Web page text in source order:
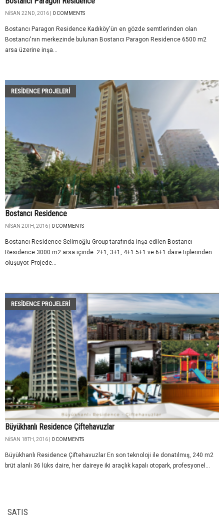
NISAN 22ND, 2016 | 0 COMMENTS
Bostancı Paragon Residence Kadıköy'ün en gözde semtlerinden olan
Bostancı'nın merkezinde bulunan Bostancı Paragon Residence 6500 m2
arsa üzerine inşa...
RESIDENCE PROJELERI
Bostancı Residence
NISAN 20TH, 2016 | 0 COMMENTS
Bostancı Residence Selimoğlu Group tarafında inşa edilen Bostancı
Residence 3000 m2 arsa içinde 2+1, 3+1, 4+1 5+1 ve 6+1 daire tiplerinden
oluşuyor. Projede...
RESIDENCE PROJELERI
Büyükhanlı Residence Çiftehavuzlar
NISAN 18TH, 2016 | 0 COMMENTS
Büyükhanlı Residence Çiftehavuzlar En son teknoloji ile donatılmış, 240 m2
brüt alanlı 36 lüks daire, her daireye iki araçlık kapalı otopark, profesyonel...
SATIŞ